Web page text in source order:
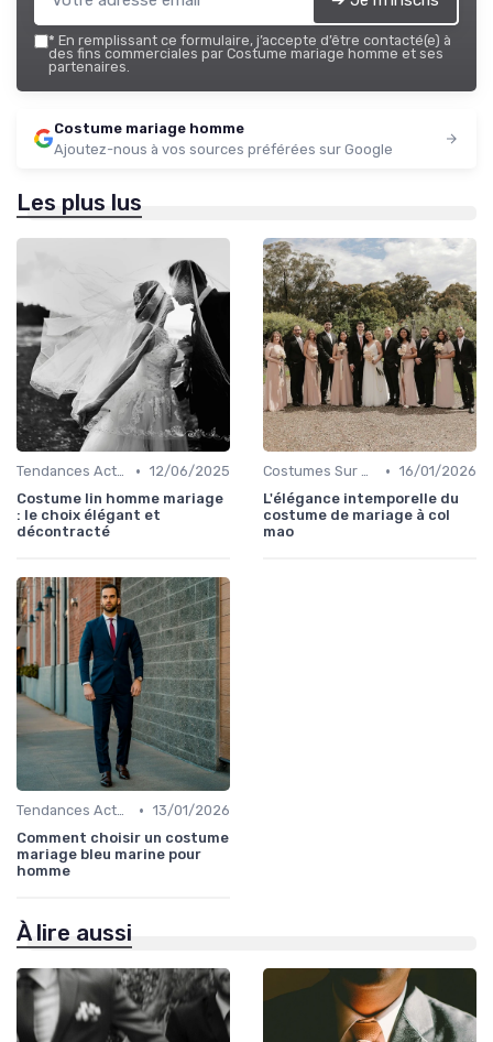
* En remplissant ce formulaire, j’accepte d’être contacté(e) à
des fins commerciales par Costume mariage homme et ses
partenaires.
Costume mariage homme
Ajoutez-nous à vos sources préférées sur Google
Les plus lus
Tendances Actuelles • 12/06/2025
Costume lin homme mariage
: le choix élégant et
décontracté
Costumes Sur Mesure • 16/01/2026
L'élégance intemporelle du
costume de mariage à col
mao
Tendances Actuelles • 13/01/2026
Comment choisir un costume
mariage bleu marine pour
homme
À lire aussi